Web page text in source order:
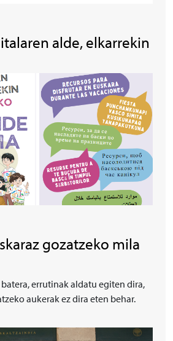
alde, elkarrekin
gozatzeko mila
errutinak aldatu egiten dira,
aukerak ez dira eten behar.